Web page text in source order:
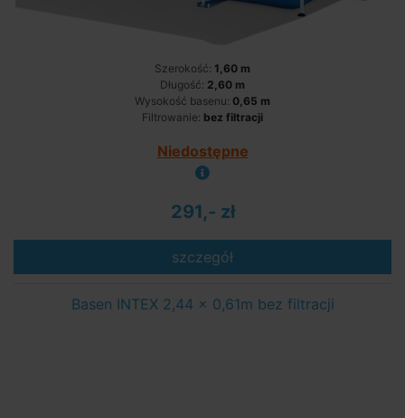
Szerokość: 1,60 m
Długość: 2,60 m
Wysokość basenu: 0,65 m
Filtrowanie: bez filtracji
Niedostępne
291,- zł
szczegół
Basen INTEX 2,44 x 0,61m bez filtracji